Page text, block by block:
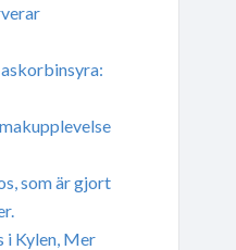
som är gjort
i Kylen, Mer